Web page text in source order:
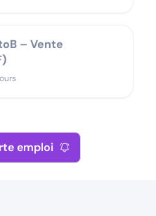
– Vente
emploi